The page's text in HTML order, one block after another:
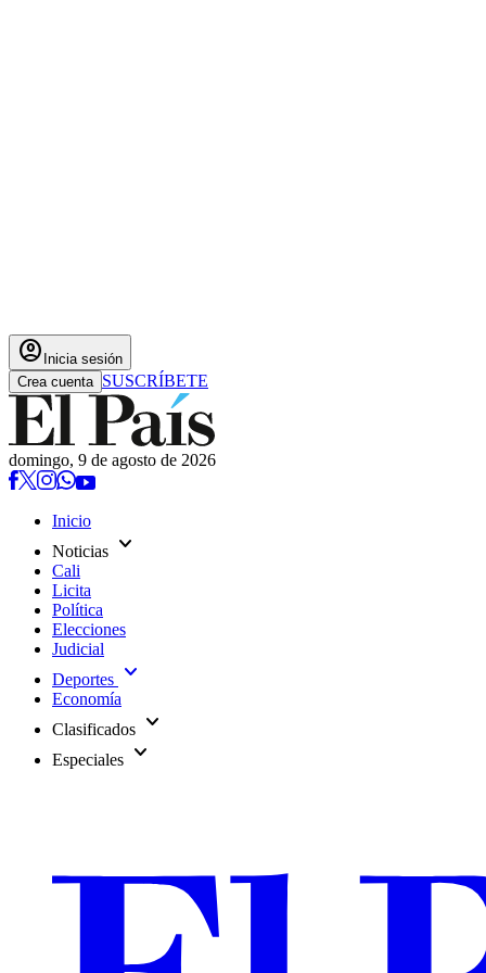
account_circle Inicia sesión
Crea cuenta SUSCRÍBETE
domingo, 9 de agosto de 2026
Inicio
Noticias expand_more
Cali
Licita
Política
Elecciones
Judicial
Deportes expand_more
Economía
Clasificados expand_more
Especiales expand_more